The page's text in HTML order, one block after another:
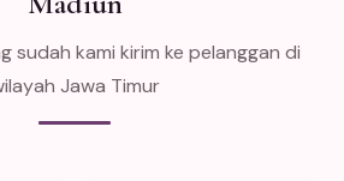
sudah kami kirim ke pelanggan di
Jawa Timur